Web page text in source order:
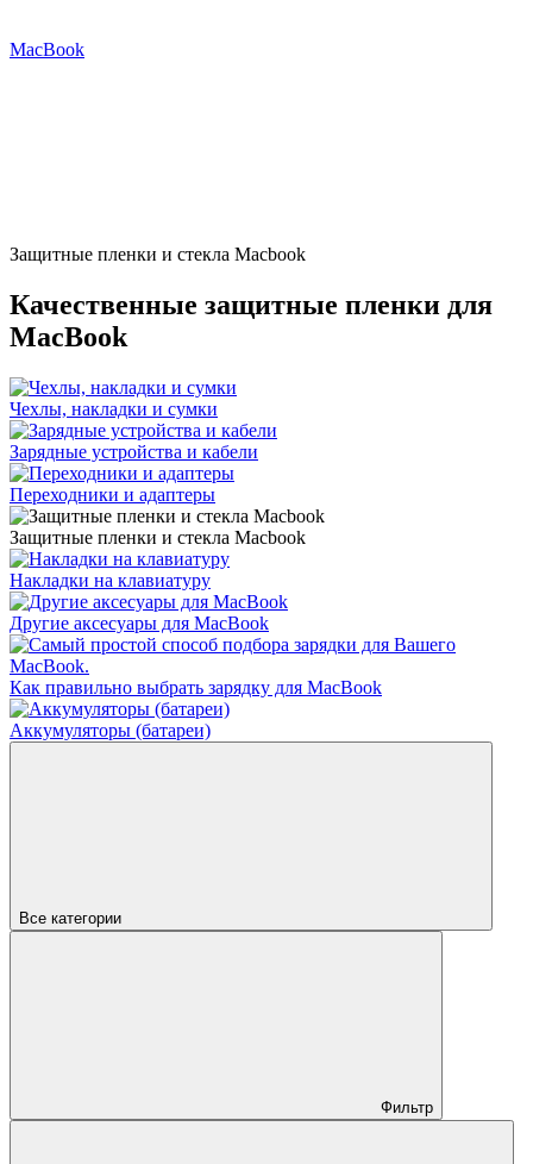
MacBook
Защитные пленки и стекла Macbook
Качественные защитные пленки для
MacBook
Чехлы, накладки и сумки
Зарядные устройства и кабели
Переходники и адаптеры
Защитные пленки и стекла Macbook
Накладки на клавиатуру
Другие аксесуары для MacBook
Как правильно выбрать зарядку для MacBook
Аккумуляторы (батареи)
Все категории
Фильтр